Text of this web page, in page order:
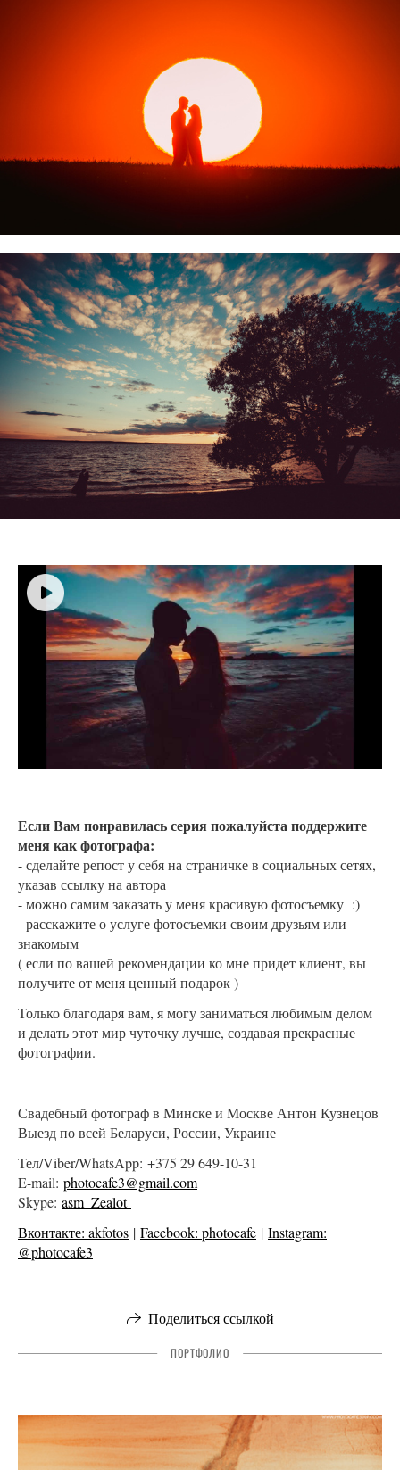
Если Вам понравилась серия пожалуйста поддержите
меня как фотографа:
- сделайте репост у себя на страничке в социальных сетях,
указав ссылку на автора
- можно самим заказать у меня красивую фотосъемку :)
- расскажите о услуге фотосъемки своим друзьям или
знакомым
( если по вашей рекомендации ко мне придет клиент, вы
получите от меня ценный подарок )
Только благодаря вам, я могу заниматься любимым делом
и делать этот мир чуточку лучше, создавая прекрасные
фотографии.
Свадебный фотограф в Минске и Москве Антон Кузнецов
Выезд по всей Беларуси, России, Украине
Тел/Viber/WhatsApp: +375 29 649-10-31
E-mail: photocafe3@gmail.com
Skype: asm_Zealot
Вконтакте: akfotos | Facebook: photocafe | Instagram:
@photocafe3
Поделиться ссылкой
ПОРТФОЛИО